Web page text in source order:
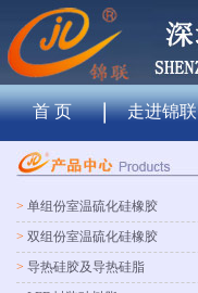
首 页 走进锦联
> 单组份室温硫化硅橡胶
> 双组份室温硫化硅橡胶
> 导热硅胶及导热硅脂